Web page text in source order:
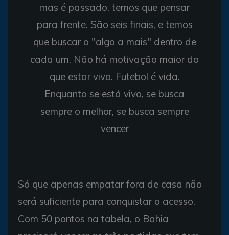
mas é passado, temos que pensar
para frente. São seis finais, e temos
que buscar o "algo a mais" dentro de
cada um. Não há motivação maior do
que estar vivo. Futebol é vida.
Enquanto se está vivo, se busca
sempre o melhor, se busca sempre
vencer
Só que apenas empatar fora de casa não
será suficiente para conquistar o acesso.
Com 50 pontos na tabela, o Bahia